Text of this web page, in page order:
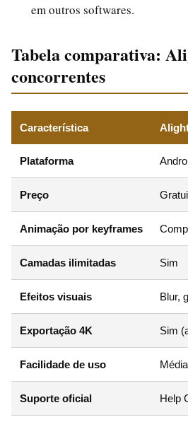
em outros softwares.
Tabela comparativa:
concorrentes
Característica
Plataforma
Preço
Animação por keyframes
Camadas ilimitadas Sim
Efeitos visuais Blur,
Exportação 4K Sim
Facilidade de uso
Suporte oficial Help